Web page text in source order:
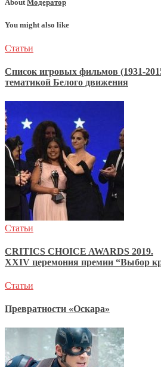
About Модератор
You might also like
Статьи
Список игровых фильмов (1931-
тематикой Белого движения
Статьи
CRITICS CHOICE AWARDS 2019.
XXIV церемония премии “Выбор
Статьи
Превратности «Оскара»